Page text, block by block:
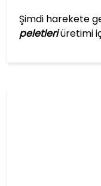
Şimdi harekete
peletleriüretimi